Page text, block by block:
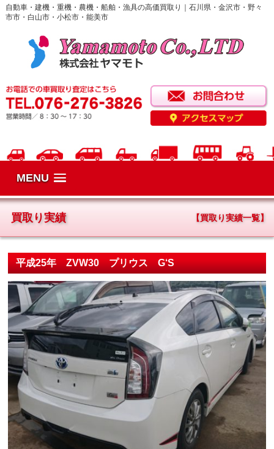
自動車・建機・重機・農機・船舶・漁具の高価買取り｜石川県・金沢市・野々
市市・白山市・小松市・能美市
MENU
買取り実績 【買取り実績一覧】
平成25年 ZVW30 プリウス G‘S